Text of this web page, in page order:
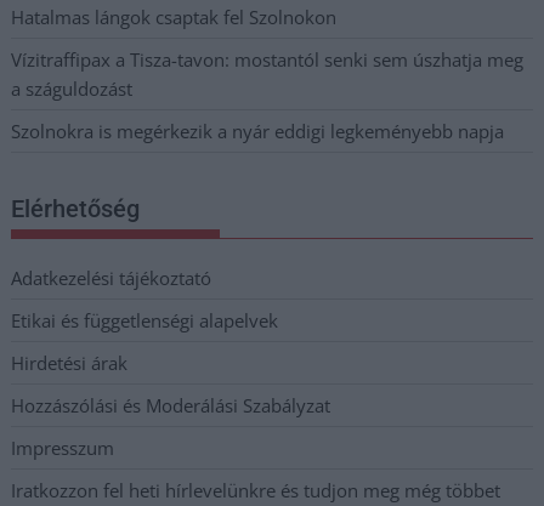
Hatalmas lángok csaptak fel Szolnokon
Vízitraffipax a Tisza-tavon: mostantól senki sem úszhatja meg
a száguldozást
Szolnokra is megérkezik a nyár eddigi legkeményebb napja
Elérhetőség
Adatkezelési tájékoztató
Etikai és függetlenségi alapelvek
Hirdetési árak
Hozzászólási és Moderálási Szabályzat
Impresszum
Iratkozzon fel heti hírlevelünkre és tudjon meg még többet